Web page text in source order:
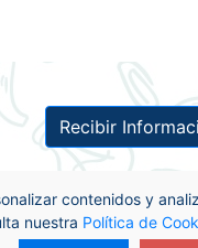
Recibir
contenidos y
nuestra Política de